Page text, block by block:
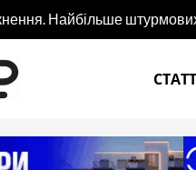
Найбільше